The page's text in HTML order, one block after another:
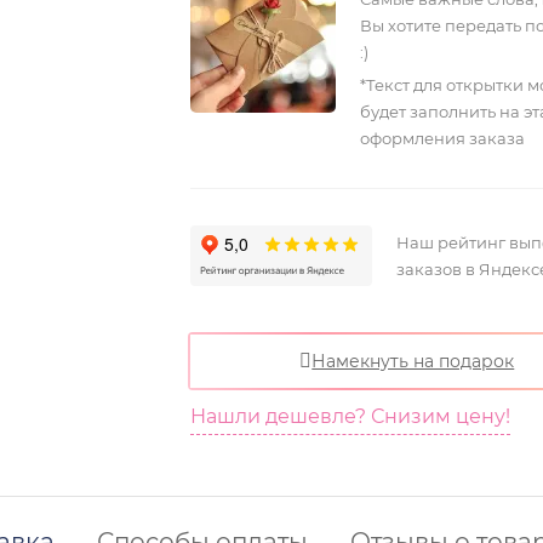
Вы хотите передать
:)
*Текст для открытки
будет заполнить на
оформления заказа
Наш рейтинг
заказов в
Намекнуть на подарок
Нашли дешевле? Снизим цену!